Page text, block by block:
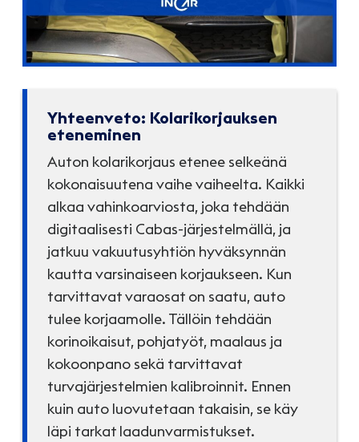
Yhteenveto: Kolarikorjauksen
eteneminen
Auton kolarikorjaus etenee selkeänä
kokonaisuutena vaihe vaiheelta. Kaikki
alkaa vahinkoarviosta, joka tehdään
digitaalisesti Cabas-järjestelmällä, ja
jatkuu vakuutusyhtiön hyväksynnän
kautta varsinaiseen korjaukseen. Kun
tarvittavat varaosat on saatu, auto
tulee korjaamolle. Tällöin tehdään
korinoikaisut, pohjatyöt, maalaus ja
kokoonpano sekä tarvittavat
turvajärjestelmien kalibroinnit. Ennen
kuin auto luovutetaan takaisin, se käy
läpi tarkat laadunvarmistukset.